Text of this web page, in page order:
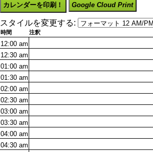
カレンダーを印刷！ Google Cloud Print
スタイルを変更する:
時間 注釈
12:00 am
12:30 am
01:00 am
01:30 am
02:00 am
02:30 am
03:00 am
03:30 am
04:00 am
04:30 am